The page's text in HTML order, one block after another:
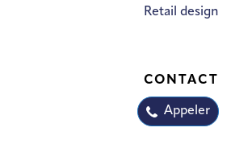
Retail design
CONTACT
Appeler